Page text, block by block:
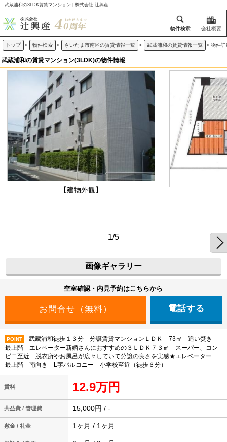
武蔵浦和の3LDK賃貸マンション | 株式会社 辻興産
物件検索 会社概要
トップ > 物件検索 > さいたま市南区の賃貸情報一覧 > 武蔵浦和の賃貸情報一覧 > 物件詳
武蔵浦和の賃貸マンション(3LDK)の物件情報
【建物外観】
1/5
画像ギャラリー
空室確認・内見予約はこちらから
電話する
POINT
武蔵浦和徒歩１３分 分譲賃貸マンションＬＤＫ 73㎡ 追い焚き
最上階 エレベーター新婚さんにおすすめの３ＬＤＫ７３㎡ スーパー、コン
ビニ至近 脱衣所やお風呂が広々していて分譲の良さを実感★エレベーター
最上階 南向き L字バルコニー 小学校至近（徒歩６分）
賃料 12.9万円
共益費 / 管理費 15,000円 / -
敷金 / 礼金 1ヶ月 / 1ヶ月